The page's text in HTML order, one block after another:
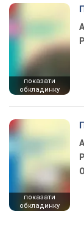
показати
обкладинку
показати
обкладинку